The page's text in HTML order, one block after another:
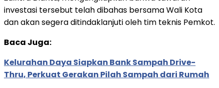
investasi tersebut telah dibahas bersama Wali Kota
dan akan segera ditindaklanjuti oleh tim teknis Pemkot.
Baca Juga:
Kelurahan Daya Siapkan Bank Sampah Drive-
Thru, Perkuat Gerakan Pilah Sampah dari Rumah